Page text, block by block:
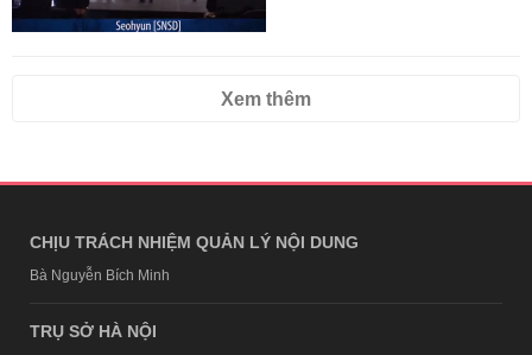
Xem thêm
CHỊU TRÁCH NHIỆM QUẢN LÝ NỘI DUNG
Bà Nguyễn Bích Minh
TRỤ SỞ HÀ NỘI